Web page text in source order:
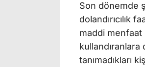
Son dönemde
dolandırıcılık
maddi menfaat
kullandıranlara
tanımadıkları